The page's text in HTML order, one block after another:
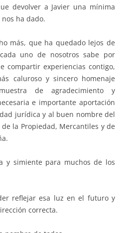
devolver a Javier una mínima
ha dado.
más, que ha quedado lejos de
uno de nosotros sabe por
compartir experiencias contigo,
caluroso y sincero homenaje
de agradecimiento y
e importante aportación
jurídica y al buen nombre del
la Propiedad, Mercantiles y de
y simiente para muchos de los
reflejar esa luz en el futuro y
correcta.